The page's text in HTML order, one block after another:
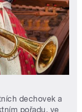
dechovek a
pořadu, ve